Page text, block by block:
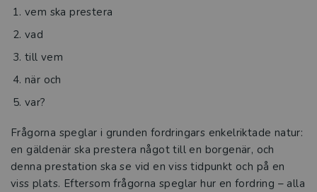
vem ska prestera
vad
till vem
när och
var?
Frågorna speglar i grunden fordringars enkelriktade natur:
en gäldenär ska prestera något till en borgenär, och
denna prestation ska se vid en viss tidpunkt och på en
viss plats. Eftersom frågorna speglar hur en fordring – alla